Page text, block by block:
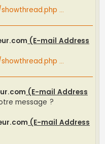
...
(E-mail Address
...
(E-mail Address
message ?
(E-mail Address